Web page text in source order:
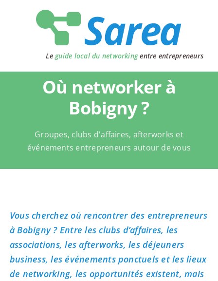
Le guide local du networkingentre entrepreneurs
Où networker à
Bobigny ?
Groupes, clubs d'affaires, afterworks et
événements entrepreneurs autour de vous
Vous cherchez où rencontrer des entrepreneurs
à Bobigny ? Entre les clubs d’affaires, les
associations, les afterworks, les déjeuners
business, les événements ponctuels et les lieux
de networking, les opportunités existent, mais